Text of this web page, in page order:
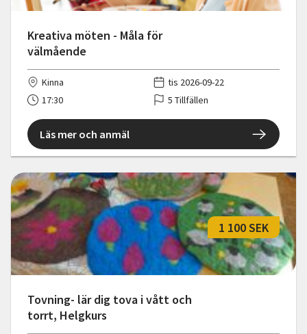
Kreativa möten - Måla för
välmående
Kinna
tis 2026-09-22
17:30
5 Tillfällen
Läs mer och anmäl
Tovning- lär dig tova i vått och
torrt, Helgkurs
1 100 SEK